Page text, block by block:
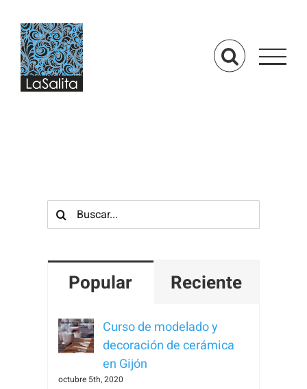
contenido
Buscar:
Popular Reciente
Curso de modelado y
decoración de cerámica
en Gijón
octubre 5th, 2020